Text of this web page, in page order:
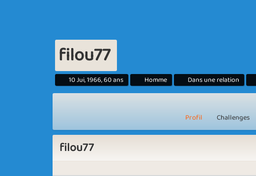
filou77
10 Jui, 1966, 60 ans Homme Dans une relation
Profil Challenges
filou77